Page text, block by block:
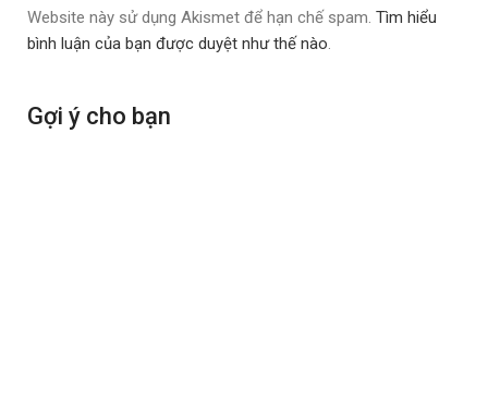
Website này sử dụng Akismet để hạn chế spam. Tìm hiểu
bình luận của bạn được duyệt như thế nào
Gợi ý cho bạn